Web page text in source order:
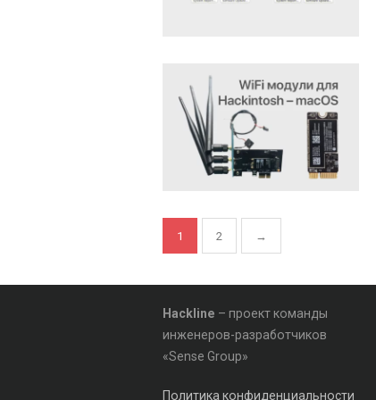
Пагинация
записей
1 2 →
Hackline – проект команды
инженеров-разработчиков
«Sense Group»
Политика конфиденциальности